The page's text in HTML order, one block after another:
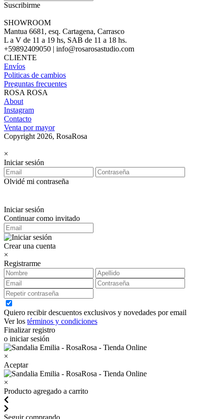
Suscribirme
SHOWROOM
Mantua 6681, esq. Cartagena, Carrasco
L a V de 11 a 19 hs, SAB de 11 a 18 hs.
+59892409050 | info@rosarosastudio.com
CLIENTE
Envíos
Politicas de cambios
Preguntas frecuentes
ROSA ROSA
About
Instagram
Contacto
Venta por mayor
Copyright 2026, RosaRosa
×
Iniciar sesión
Olvidé mi contraseña
Iniciar sesión
Continuar como invitado
Crear una cuenta
×
Registrarme
Quiero recibir descuentos exclusivos y novedades por email
Ver los términos y condiciones
Finalizar registro
o iniciar sesión
×
Aceptar
×
Producto agregado a carrito
Seguir comprando